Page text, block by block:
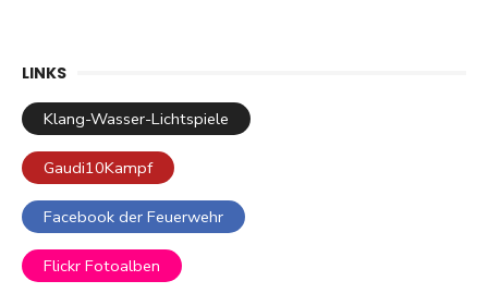
LINKS
Klang-Wasser-Lichtspiele
Gaudi10Kampf
Facebook der Feuerwehr
Flickr Fotoalben